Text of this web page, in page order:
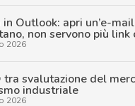
Outlook: apri un’e-
non servono più link
2026
tra svalutazione del
industriale
2026